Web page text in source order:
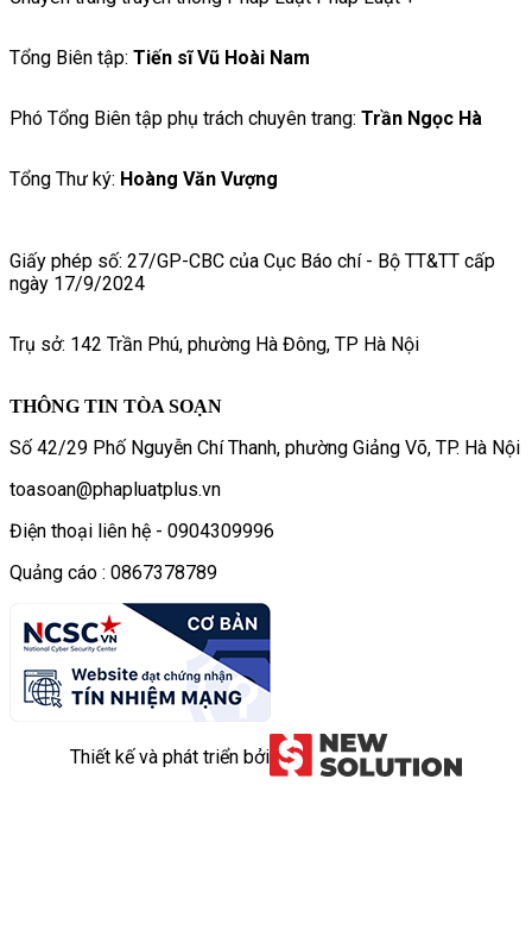
Tổng Biên tập: Tiến sĩ Vũ Hoài Nam
Phó Tổng Biên tập phụ trách chuyên trang: Trần Ngọc Hà
Tổng Thư ký: Hoàng Văn Vượng
Giấy phép số: 27/GP-CBC của Cục Báo chí - Bộ TT&TT cấp
ngày 17/9/2024
Trụ sở: 142 Trần Phú, phường Hà Đông, TP Hà Nội
THÔNG TIN TÒA SOẠN
Số 42/29 Phố Nguyễn Chí Thanh, phường Giảng Võ, TP. Hà Nội
toasoan@phapluatplus.vn
Điện thoại liên hệ - 0904309996
Quảng cáo : 0867378789
Thiết kế và phát triển bởi